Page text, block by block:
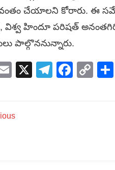
చేయాలని కోరారు. ఈ
విశ్వ హిందూ పరిషత్
పాల్గొననున్నారు.
Email
X Telegram